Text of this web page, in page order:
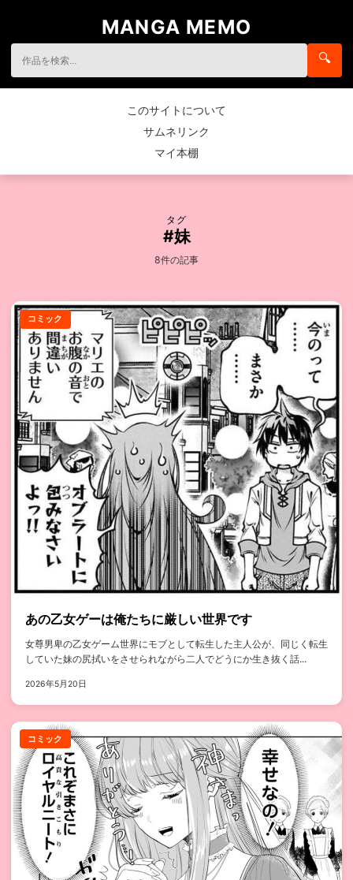
MANGA MEMO
🔍
このサイトについて
サムネリンク
マイ本棚
タグ
#妹
8件の記事
コミック
あの乙女ゲーは俺たちに厳しい世界です
女尊男卑の乙女ゲーム世界にモブとして転生した主人公が、同じく転生
していた妹の尻拭いをさせられながら二人でどうにか生き抜く話...
2026年5月20日
コミック